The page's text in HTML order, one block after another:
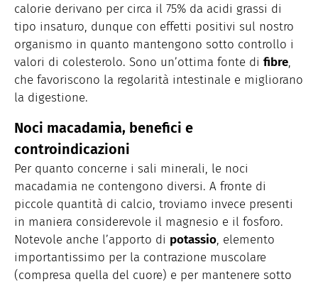
calorie derivano per circa il 75% da acidi grassi di
tipo insaturo, dunque con effetti positivi sul nostro
organismo in quanto mantengono sotto controllo i
valori di colesterolo. Sono un’ottima fonte di fibre,
che favoriscono la regolarità intestinale e migliorano
la digestione.
Noci macadamia, benefici e
controindicazioni
Per quanto concerne i sali minerali, le noci
macadamia ne contengono diversi. A fronte di
piccole quantità di calcio, troviamo invece presenti
in maniera considerevole il magnesio e il fosforo.
Notevole anche l’apporto di potassio, elemento
importantissimo per la contrazione muscolare
(compresa quella del cuore) e per mantenere sotto